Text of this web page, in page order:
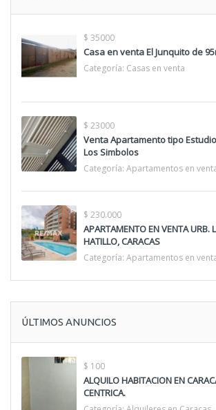
$ 35000
Casa en venta El Junquito de
Categoría: Casas en venta
$ 23000
Venta Apartamento tipo
Los Simbolos
Categoría: Apartamentos en
$ 230.000
APARTAMENTO EN VENTA URB.
HATILLO, CARACAS
Categoría: Apartamentos en
ÚLTIMOS ANUNCIOS
$ 100
ALQUILO HABITACION EN
CENTRICA.